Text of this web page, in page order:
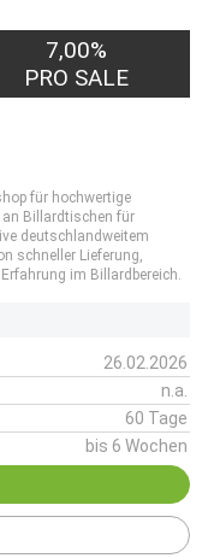
7,00%
PRO SALE
für hochwertige
an Billardtischen für
deutschlandweitem
schneller Lieferung,
im Billardbereich.
26.02.2026
n.a.
60 Tage
bis 6 Wochen